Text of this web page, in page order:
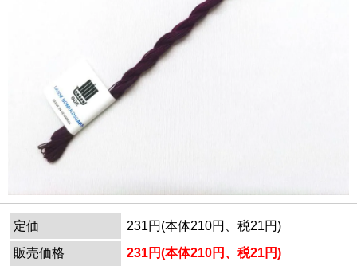
定価
231円(本体210円、税21円)
販売価格
231円(本体210円、税21円)